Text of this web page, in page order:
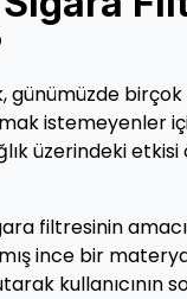
günümüzde
istemeyenler
üzerindeki
filtresinin
ince bir